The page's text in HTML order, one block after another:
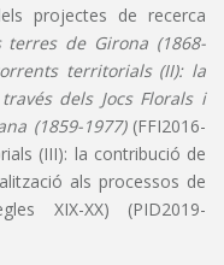
projectes de recerca
de Girona (1868-
territorials (II): la
dels Jocs Florals i
(1859-1977)(FFI2016-
(III): la contribució de
als processos de
XIX-XX) (PID2019-